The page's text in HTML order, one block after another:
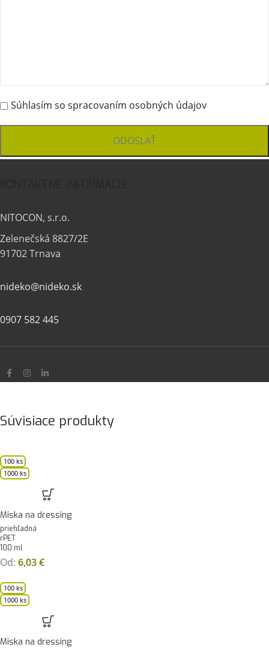
Súhlasím so spracovaním osobných údajov
NITOCON, s.r.o.
Zelenečská 8827/2E
91702 Trnava
nideko@nideko.sk
0907 582 445
Súvisiace produkty
100 ks
1000 ks
Miska na dressing
priehľadná
rPET
100 ml
Od: 6,03€
100 ks
1000 ks
Miska na dressing